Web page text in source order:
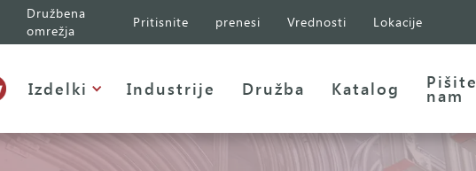
Družbena
omrežja
Pritisnite prenesi Vrednosti Lokacije
Izdelki Industrije Družba Katalog Pišite
nam